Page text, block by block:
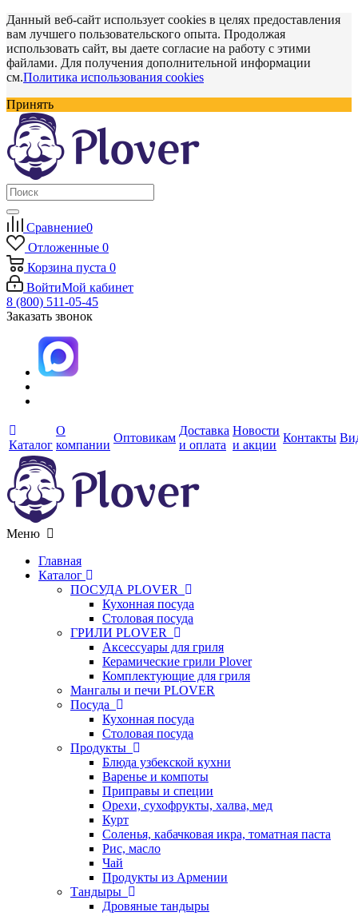
Данный веб-сайт использует cookies в целях предоставления
вам лучшего пользовательского опыта. Продолжая
использовать сайт, вы даете согласие на работу с этими
файлами. Для получения дополнительной информации
см.Политика использования cookies
Принять
Сравнение0
Отложенные 0
Корзина пуста 0
ВойтиМой кабинет
8 (800) 511-05-45
Заказать звонок
Каталог
О
компании
Оптовикам
Доставка
и оплата
Новости
и акции
Контакты
Меню
Главная
Каталог
ПОСУДА PLOVER
Кухонная посуда
Столовая посуда
ГРИЛИ PLOVER
Аксессуары для гриля
Керамические грили Plover
Комплектующие для гриля
Мангалы и печи PLOVER
Посуда
Кухонная посуда
Столовая посуда
Продукты
Блюда узбекской кухни
Варенье и компоты
Приправы и специи
Орехи, сухофрукты, халва, мед
Курт
Соленья, кабачковая икра, томатная паста
Рис, масло
Чай
Продукты из Армении
Тандыры
Дровяные тандыры